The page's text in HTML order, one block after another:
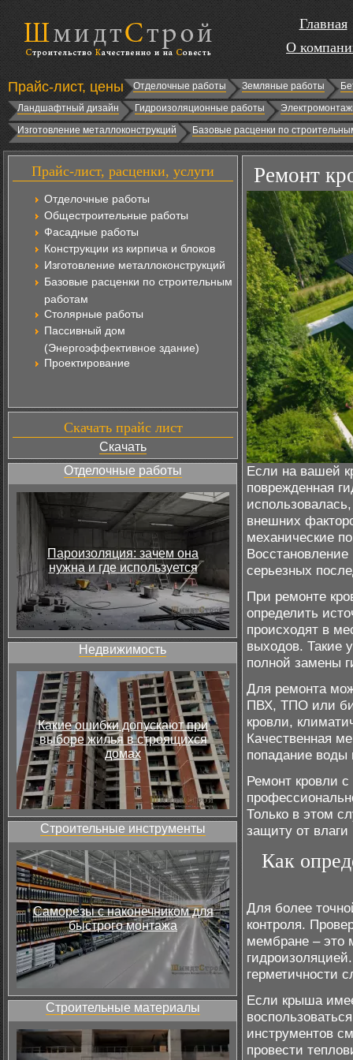
Главная
О
Прайс-лист, цены Отделочные работы Земляные работы
Ландшафтный дизайн
Гидроизоляционные работы
Изготовление металлоконструкций
Базовые расценки по
Прайс-лист, расценки, услуги
Отделочные работы
Общестроительные работы
Фасадные работы
Конструкции из кирпича и блоков
Изготовление металлоконструкций
Базовые расценки по строительным
работам
Столярные работы
Пассивный дом
(Энергоэффективное здание)
Проектирование
Скачать прайс лист
Скачать
Отделочные работы
Пароизоляция: зачем она
нужна и где используется
Недвижимость
Какие ошибки допускают при
выборе жилья в строящихся
домах
Строительные инструменты
Саморезы с наконечником для
быстрого монтажа
Строительные материалы
Ремонт
Если на вашей
поврежденная
внешних
механические
серьезных
При ремонте
определить
происходят в
выходов. Такие
полной замены
Для ремонта
ПВХ, ТПО или
кровли,
Качественная
попадание
Ремонт кровли
Только в этом
защиту от
Как
Для более
контроля.
мембране – это
герметичности
Если крыша
инструментов
провести